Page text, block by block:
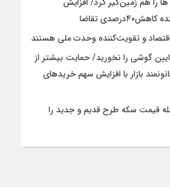
و تقویت‌کننده وحدت ملی هستند
گوشی را نخورید/ حمایت بیشتر از
بازار با افزایش سهم خریدهای
قیمت سکه طرح قدیم و جدید را